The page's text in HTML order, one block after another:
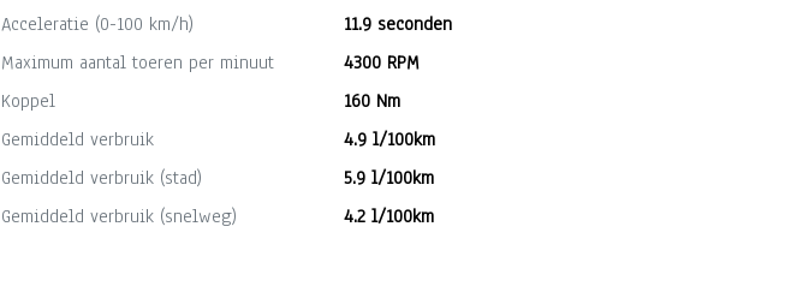
Acceleratie (0-100 km/h)
11.9 seconden
Maximum aantal toeren per minuut
4300 RPM
Koppel
160 Nm
Gemiddeld verbruik
4.9 l/100km
Gemiddeld verbruik (stad)
5.9 l/100km
Gemiddeld verbruik (snelweg)
4.2 l/100km